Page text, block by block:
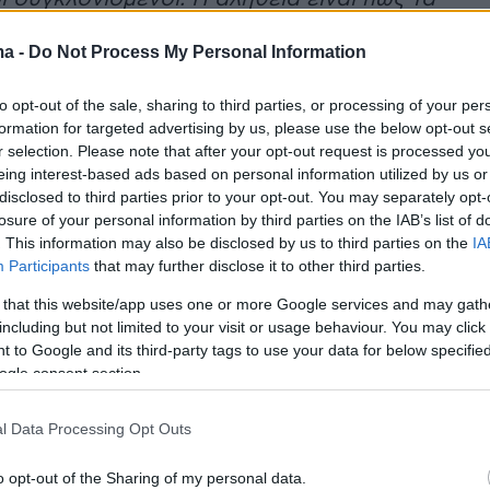
- Do Not Process My Personal Information
opt-out of the sale, sharing to third parties, or processing of your
for targeted advertising by us, please use the below opt-out
selection. Please note that after your opt-out request is processed
interest-based ads based on personal information utilized by us
to third parties prior to your opt-out. You may separately
of your personal information by third parties on the IAB’s list of
This information may also be disclosed by us to third parties on the
Participants that may further disclose it to other third parties.
that this website/app uses one or more Google services and may
but not limited to your visit or usage behaviour. You may
to Google and its third-party tags to use your data for below
consent section.
Data Processing Opt Outs
opt-out of the Sharing of my personal data.
που είχε πάθει και δεν ήθελε να βγαίνει
Δεν ήταν ξαφνικό όσοι ήμασταν κοντά
Έφυγε η τελευταία σταρ του
Είναι τραγικό για μένα να πρέπει να
γιατρός το χαρτί του θανάτου της
φίλης. Με την Μάρθα ήμασταν κολλητοί
πόσα χρόνια. Την αγαπώ και θα την
ανέφερε χαρακτηριστικά.